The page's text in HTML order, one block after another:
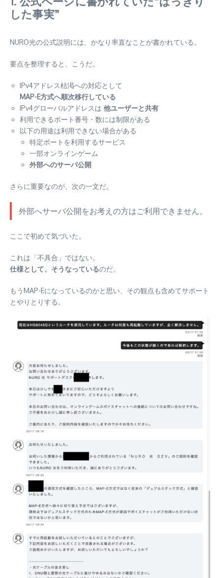
した事実”
NURO光の公式説明には、かなり率直なことが書かれている。
要点を整理すると、こうだ。
IPv4アドレス枯渇への対応として
MAP-E方式へ順次移行している
IPv4グローバルアドレスは 他ユーザーと共有
利用できるポート番号・数には制限がある
以下の用途は利用できない場合がある
特定ポートを利用するサービス
一部オンラインゲーム
外部へのサーバ公開
さらに重要なのが、次の一文だ。
外部へサーバ公開をお考えの方はご利用できません。
ここで初めて気づいた。
これは「不具合」ではない。
仕様として、そうなっているのだ。
もうMAP-Eになっているのかと思い、その観点も含めてサポート
とやりとりする。